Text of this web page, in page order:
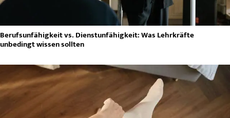
Berufsunfähigkeit vs. Dienstunfähigkeit: Was Lehrkräfte
unbedingt wissen sollten